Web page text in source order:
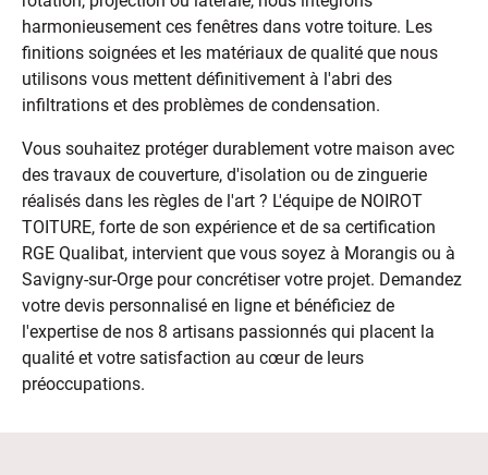
harmonieusement ces fenêtres dans votre toiture. Les
finitions soignées et les matériaux de qualité que nous
utilisons vous mettent définitivement à l'abri des
infiltrations et des problèmes de condensation.
Vous souhaitez protéger durablement votre maison avec
des travaux de couverture, d'isolation ou de zinguerie
réalisés dans les règles de l'art ? L'équipe de NOIROT
TOITURE, forte de son expérience et de sa certification
RGE Qualibat, intervient que vous soyez à Morangis ou à
Savigny-sur-Orge pour concrétiser votre projet. Demandez
votre devis personnalisé en ligne et bénéficiez de
l'expertise de nos 8 artisans passionnés qui placent la
qualité et votre satisfaction au cœur de leurs
préoccupations.